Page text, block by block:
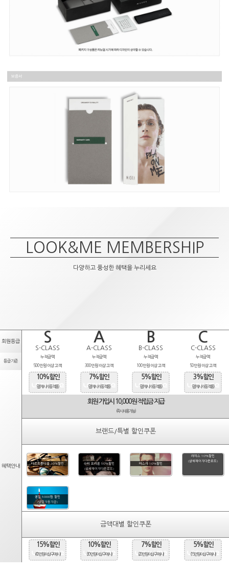
LOOK&ME MEMBERSHIP
다양하고 풍성한 혜택을 누리세요
회원등급 S A B C
S-CLASS A-CLASS B-CLASS C-CLASS
등급기준
누적금액
500만원 이상 고객
누적금액
300만원 이상 고객
누적금액
100만원 이상 고객
누적금액
50만원 이상 고객
혜택안내
10%할인
(결제시 자동적용)
7%할인
(결제시 자동적용)
5%할인
(결제시 자동적용)
3%할인
(결제시 자동적용)
회원 가입시 10,000원 적립금 지급
(즉시사용가능)
브랜드/특별 할인쿠폰
타르트옵티컬 20%할인
수비 오리온 50%할인
(상세페이지다운로드)
마스카 10%할인
라피스 10%할인
(상세페이지다운로드)
생일 5000원 할인
(당일자동지급)
금액대별 할인쿠폰
15%할인
(40만원 이상 구매시)
10%할인
(30만원 이상 구매시)
7%할인
(20만원 이상 구매시)
5%할인
(15만원 이상 구매시)